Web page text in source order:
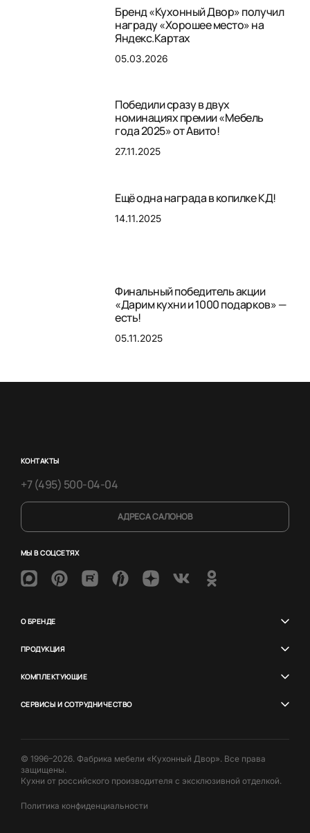
Бренд «Кухонный Двор» получил
награду «Хорошее место» на
Яндекс.Картах
05.03.2026
Победили сразу в двух
номинациях премии «Мебель
года 2025» от Авито!
27.11.2025
Ещё одна награда в копилке КД!
14.11.2025
Финальный победитель акции
«Дарим кухни и 1000 подарков» —
есть!
05.11.2025
КОНТАКТЫ
+7 (495) 500-04-04
АДРЕСА САЛОНОВ
МЫ В СОЦСЕТЯХ
О БРЕНДЕ
ПРОДУКЦИЯ
КОМПЛЕКТУЮЩИЕ
СЕРВИСЫ И СОТРУДНИЧЕСТВО
© 1996–2026. Фабрика мебели «Кухонный Двор». Все права
защищены.
Кухни от российского производителя с эксклюзивной отделкой.
Политика конфиденциальности